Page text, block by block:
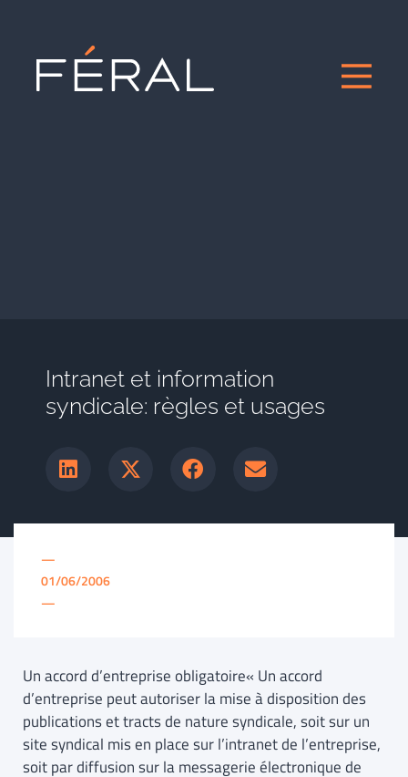
Intranet et information
syndicale: règles et usages
—
01/06/2006
—
Un accord d’entreprise obligatoire« Un accord
d’entreprise peut autoriser la mise à disposition des
publications et tracts de nature syndicale, soit sur un
site syndical mis en place sur l’intranet de l’entreprise,
soit par diffusion sur la messagerie électronique de